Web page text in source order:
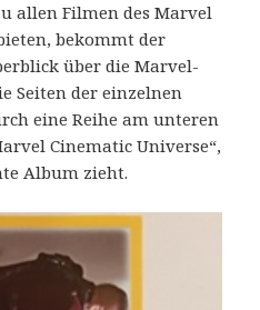
allen Filmen des Marvel
bekommt der
über die Marvel-
Seiten der einzelnen
eine Reihe am unteren
Cinematic Universe“,
Album zieht.